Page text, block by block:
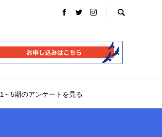
1～5期のアンケートを見る